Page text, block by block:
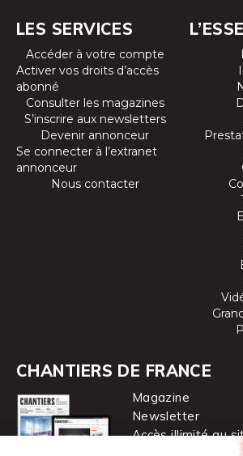
LES SERVICES
Accéder à votre compte
Activer vos droits d’accès
abonné
Consulter les magazines
S’inscrire aux newsletters
Devenir annonceur
Se connecter à l’extranet
annonceur
Nous contacter
CHANTIERS DE FRANCE
Magazine
Newsletter
Accès illimité au